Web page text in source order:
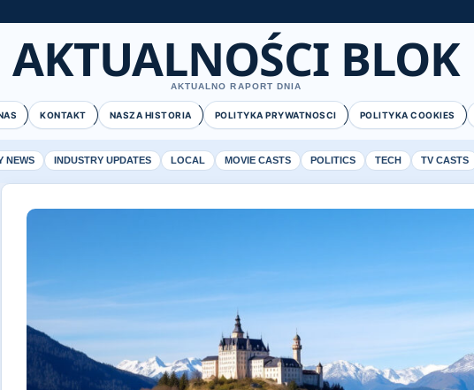
AKTUALNOŚCI BLOK
AKTUALNO RAPORT DNIA
KONTAKT NASZA HISTORIA POLITYKA PRYWATNOSCI POLITYKA COOKIES
NEWS INDUSTRY UPDATES LOCAL MOVIE CASTS POLITICS TECH TV CASTS